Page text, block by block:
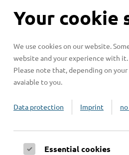
Your cookie
We use cookies on our website.
website and your experience with
Please note that, depending on
avaiable to you.
Data protection Imprint
Essential cookies